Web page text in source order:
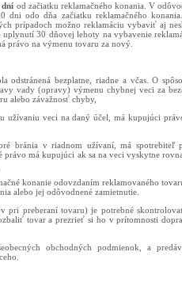
dní od začiatku reklamačného konania. V
dni odo dňa začiatku reklamačného
prípadoch možno reklamáciu vybaviť aj
uplynutí 30 dňovej lehoty na vybavenie
právo na výmenu tovaru za nový.
bezplatne, riadne a včas. O
vady (opravy) výmenu chybnej veci za
alebo závažnosť chyby,
užívaniu veci na daný účel, má kupujúci
bránia v riadnom užívaní, má spotrebiteľ
právo má kupujúci ak sa na veci vyskytne
konanie odovzdaním reklamovaného
alebo jej odôvodnené zamietnutie.
pri preberaní tovaru) je potrebné
tovar a prezrieť si ho v prítomnosti
obchodných podmienok, a